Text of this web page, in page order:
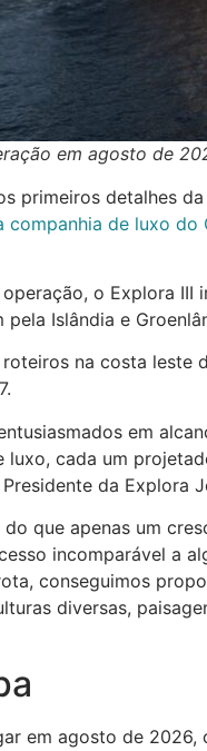
em agosto de
primeiros detalhes
de luxo do
o Explora
Islândia e
na costa
em
luxo, cada um
da Explora
que apenas um
incomparável a
conseguimos
diversas,
em agosto de